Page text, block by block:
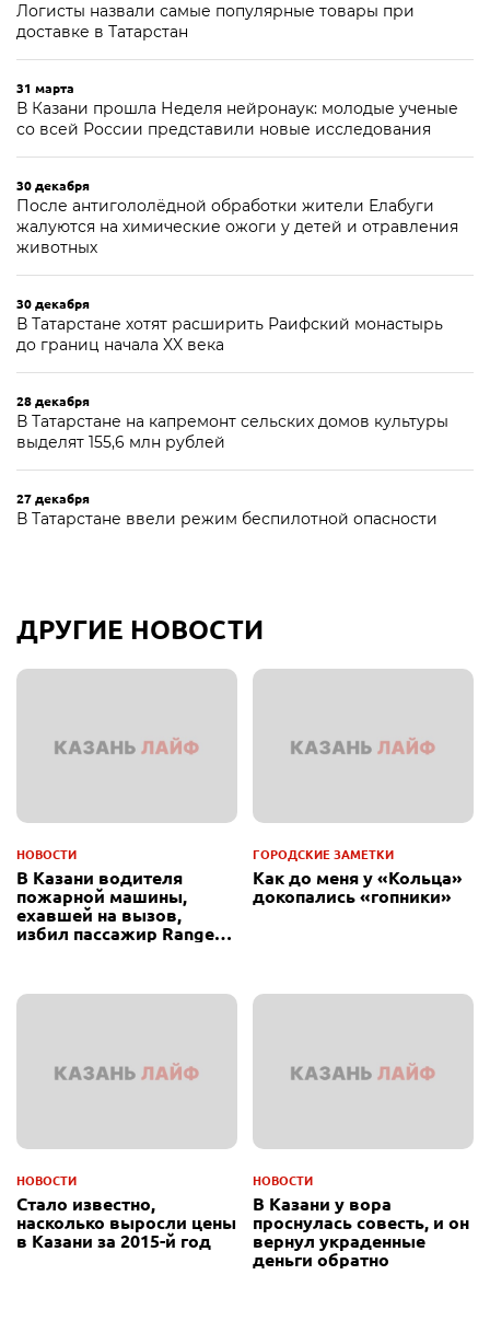
Логисты назвали самые популярные товары при
доставке в Татарстан
31 марта
В Казани прошла Неделя нейронаук: молодые ученые
со всей России представили новые исследования
30 декабря
После антигололёдной обработки жители Елабуги
жалуются на химические ожоги у детей и отравления
животных
30 декабря
В Татарстане хотят расширить Раифский монастырь
до границ начала XX века
28 декабря
В Татарстане на капремонт сельских домов культуры
выделят 155,6 млн рублей
27 декабря
В Татарстане ввели режим беспилотной опасности
ДРУГИЕ НОВОСТИ
НОВОСТИ
В Казани водителя
пожарной машины,
ехавшей на вызов,
избил пассажир Range
ГОРОДСКИЕ ЗАМЕТКИ
Как до меня у «Кольца»
докопались «гопники»
НОВОСТИ
Стало известно,
насколько выросли цены
в Казани за 2015-й год
НОВОСТИ
В Казани у вора
проснулась совесть, и он
вернул украденные
деньги обратно